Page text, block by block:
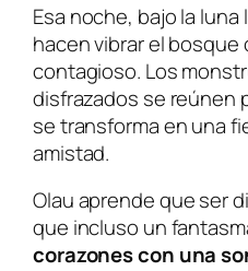
Esa noche, bajo la
hacen vibrar el bosque
contagioso. Los
disfrazados se reúnen
se transforma en una
amistad.
Olau aprende que ser
que incluso un
corazones con una